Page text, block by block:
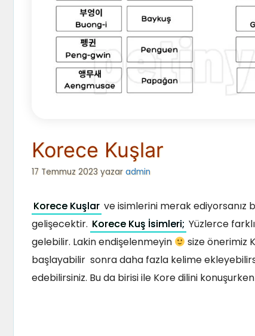
Korece Kuşlar
17 Temmuz 2023 yazar admin
Korece Kuşlar ve isimlerini merak ediyorsanız
gelişecektir. Korece Kuş İsimleri; Yüzlerce
gelebilir. Lakin endişelenmeyin
size önerimiz
başlayabilir sonra daha fazla kelime
edebilirsiniz. Bu da birisi ile Kore dilini